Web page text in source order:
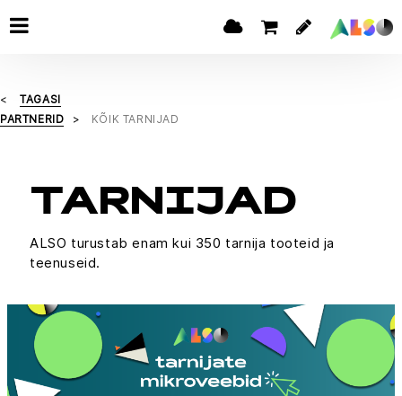
TAGASI
PARTNERID
KÕIK TARNIJAD
TARNIJAD
ALSO turustab enam kui 350 tarnija tooteid ja
teenuseid.